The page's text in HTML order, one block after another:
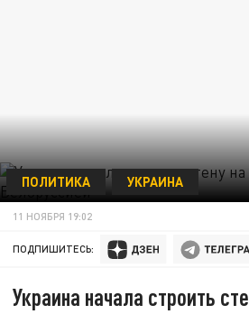
ПОЛИТИКА УКРАИНА
11 НОЯБРЯ 19:02
ПОДПИШИТЕСЬ:
Украина начала строить